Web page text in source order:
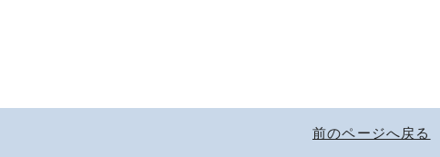
前のページへ戻る